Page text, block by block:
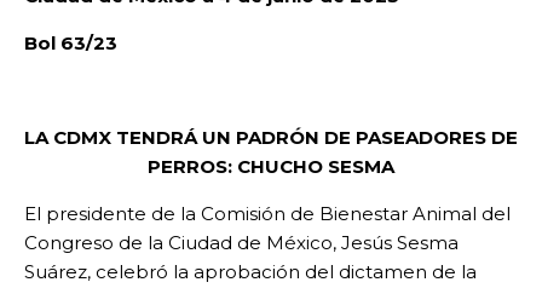
Bol 63/23
LA CDMX TENDRÁ UN PADRÓN DE PASEADORES DE
PERROS: CHUCHO SESMA
El presidente de la Comisión de Bienestar Animal del
Congreso de la Ciudad de México, Jesús Sesma
Suárez, celebró la aprobación del dictamen de la